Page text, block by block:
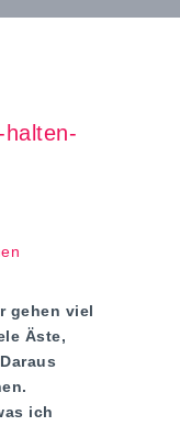
gehen viel
Äste,
ich